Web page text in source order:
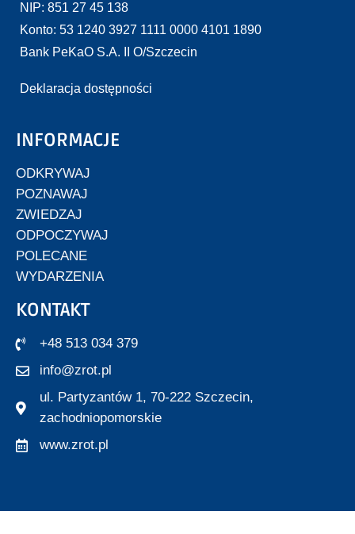
NIP: 851 27 45 138
Konto: 53 1240 3927 1111 0000 4101 1890
Bank PeKaO S.A. II O/Szczecin
Deklaracja dostępności
INFORMACJE
ODKRYWAJ
POZNAWAJ
ZWIEDZAJ
ODPOCZYWAJ
POLECANE
WYDARZENIA
KONTAKT
+48 513 034 379
info@zrot.pl
ul. Partyzantów 1, 70-222 Szczecin,
zachodniopomorskie
www.zrot.pl